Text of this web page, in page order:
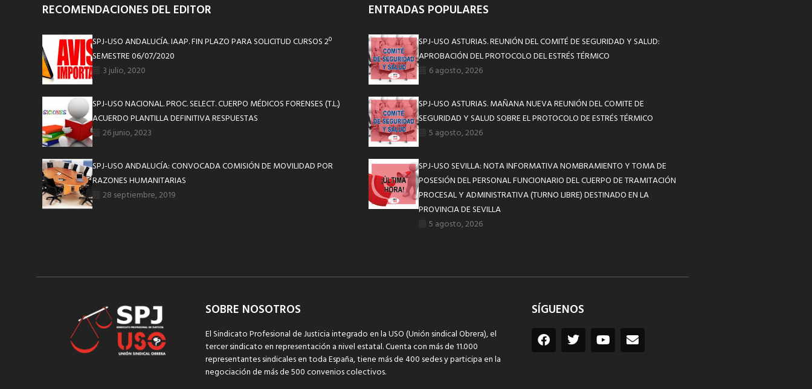
RECOMENDACIONES DEL EDITOR
SPJ-USO ANDALUCÍA. IAAP. FIN PLAZO PARA SOLICITUD CURSOS 2º
SEMESTRE 06/07/2020
3 julio, 2020
SPJ-USO NACIONAL. PROC. SELECT. CUERPO MÉDICOS FORENSES (T.L.)
ACUERDO PLANTILLA DEFINITIVA RESPUESTAS
26 junio, 2023
SPJ-USO ANDALUCÍA: CONVOCADA COMISIÓN DE MOVILIDAD POR
RAZONES HUMANITARIAS
28 septiembre, 2019
ENTRADAS POPULARES
SPJ-USO ASTURIAS. REUNIÓN DEL COMITÉ DE SEGURIDAD Y SALUD:
APROBACIÓN DEL PROTOCOLO DEL ESTRÉS TÉRMICO
6 agosto, 2026
SPJ-USO ASTURIAS. MAÑANA NUEVA REUNIÓN DEL COMITE DE
SEGURIDAD Y SALUD SOBRE EL PROTOCOLO DE ESTRÉS TÉRMICO
5 agosto, 2026
SPJ-USO SEVILLA: NOTA INFORMATIVA NOMBRAMIENTO Y TOMA DE
POSESIÓN DEL PERSONAL FUNCIONARIO DEL CUERPO DE TRAMITACIÓN
PROCESAL Y ADMINISTRATIVA (TURNO LIBRE) DESTINADO EN LA
PROVINCIA DE SEVILLA
5 agosto, 2026
SOBRE NOSOTROS
El Sindicato Profesional de Justicia integrado en la USO (Unión sindical Obrera), el
tercer sindicato en representación a nivel estatal. Cuenta con más de 11.000
representantes sindicales en toda España, tiene más de 400 sedes y participa en la
negociación de más de 500 convenios colectivos.
SÍGUENOS